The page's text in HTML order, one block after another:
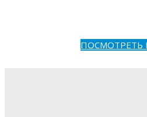
ПОСМОТРЕТЬ